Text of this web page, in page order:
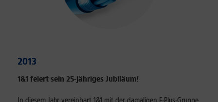
2013
1&1 feiert sein 25-jähriges Jubiläum!